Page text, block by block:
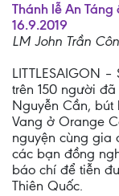
Thánh lễ An
16.9.2019
LM John Trần
LITTLESAIGON
trên 150 người
Nguyễn Cần,
Vang ở Orange
nguyện cùng gia
các bạn đồng
báo chí để tiễn
Thiên Quốc.